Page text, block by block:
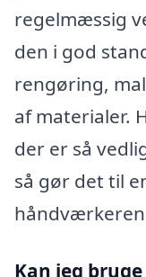
regelmæssig
den i god
rengøring,
af materialer.
der er så
så gør det til
Kan jeg